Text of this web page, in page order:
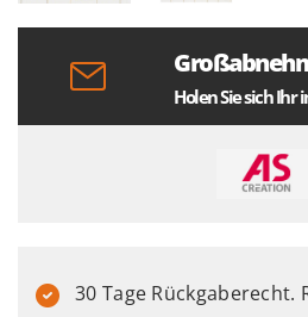
Holen Sie sich Ihr
30 Tage Rückgaberecht.